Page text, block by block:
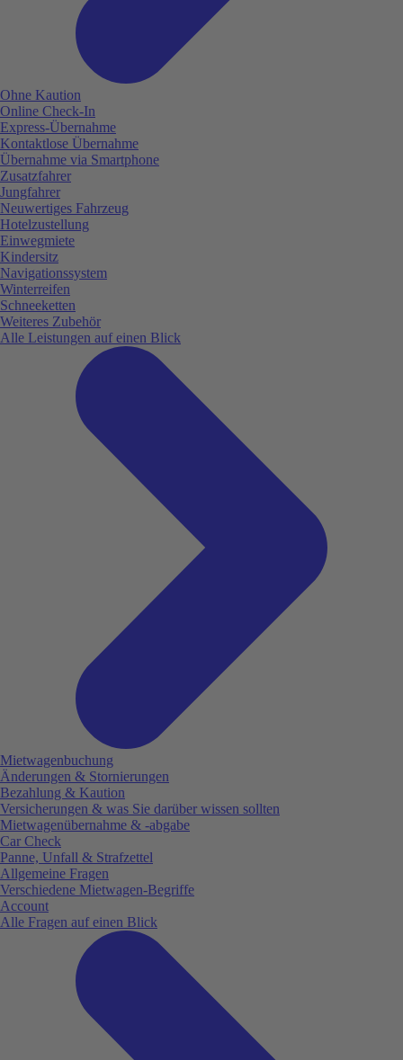
Ohne Kaution
Online Check-In
Express-Übernahme
Kontaktlose Übernahme
Übernahme via Smartphone
Zusatzfahrer
Jungfahrer
Neuwertiges Fahrzeug
Hotelzustellung
Einwegmiete
Kindersitz
Navigationssystem
Winterreifen
Schneeketten
Weiteres Zubehör
Alle Leistungen auf einen Blick
Mietwagenbuchung
Änderungen & Stornierungen
Bezahlung & Kaution
Versicherungen & was Sie darüber wissen sollten
Mietwagenübernahme & -abgabe
Car Check
Panne, Unfall & Strafzettel
Allgemeine Fragen
Verschiedene Mietwagen-Begriffe
Account
Alle Fragen auf einen Blick